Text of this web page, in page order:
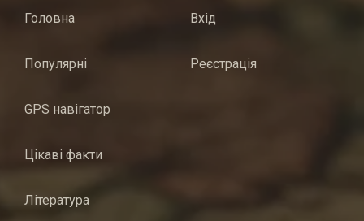
Головна
Популярні
GPS навігатор
Цікаві факти
Література
Вхід
Реєстрація